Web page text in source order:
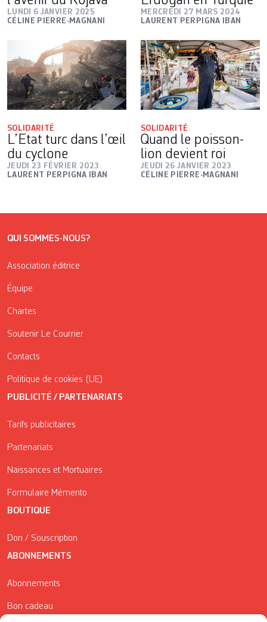
LUNDI 6 JANVIER 2025
CÉLINE PIERRE-MAGNANI
MERCREDI 27 MARS 2024
LAURENT PERPIGNA IBAN
SOLIDARITÉ
L’Etat turc dans l’œil
du cyclone
JEUDI 23 FÉVRIER 2023
LAURENT PERPIGNA IBAN
SOLIDARITÉ
Quand le poisson-
lion devient roi
JEUDI 26 JANVIER 2023
CÉLINE PIERRE-MAGNANI
QUI SOMMES-NOUS?
Association éditrice
Équipe
Chartes
Soutenir Le Courrier
Contacts
Politique de cookies (UE)
PUBLICITÉ / PARTENARIATS
Tarifs publicitaires
Partenariats
Naissances et Mortuaires
Formulaire Mémento
BOUTIQUE
Don / Souscription
ABONNEMENTS
Abonnements
Bon cadeau